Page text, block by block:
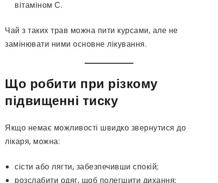
вітаміном С.
Чай з таких трав можна пити курсами, але не
замінювати ними основне лікування.
Що робити при різкому
підвищенні тиску
Якщо немає можливості швидко звернутися до
лікаря, можна:
сісти або лягти, забезпечивши спокій;
розслабити одяг, щоб полегшити дихання;